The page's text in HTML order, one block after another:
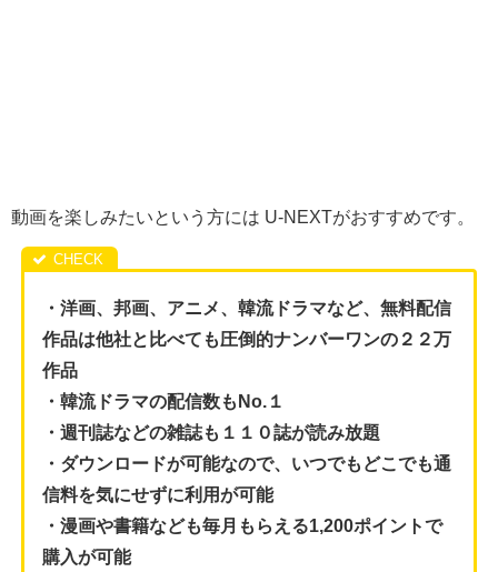
動画を楽しみたいという方には U-NEXTがおすすめです。
・洋画、邦画、アニメ、 韓流ドラマなど、無料配信
作品は他社と比べても圧倒的ナンバーワンの２２万
作品
・韓流ドラマの配信数もNo.１
・週刊誌などの雑誌も１１０誌が読み放題
・ダウンロードが可能なので、いつでもどこでも通
信料を気にせずに利用が可能
・漫画や書籍なども毎月もらえる1,200ポイントで
購入が可能